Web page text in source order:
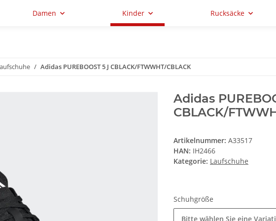
Damen Kinder Rucksäcke
Adidas PUREBOOST 5 J CBLACK/FTWWHT/CBLACK
Adidas
CBLACK/
Artikelnummer: A33517
HAN: IH2466
Kategorie: Laufschuhe
Schuhgröße
Bitte wählen Sie eine